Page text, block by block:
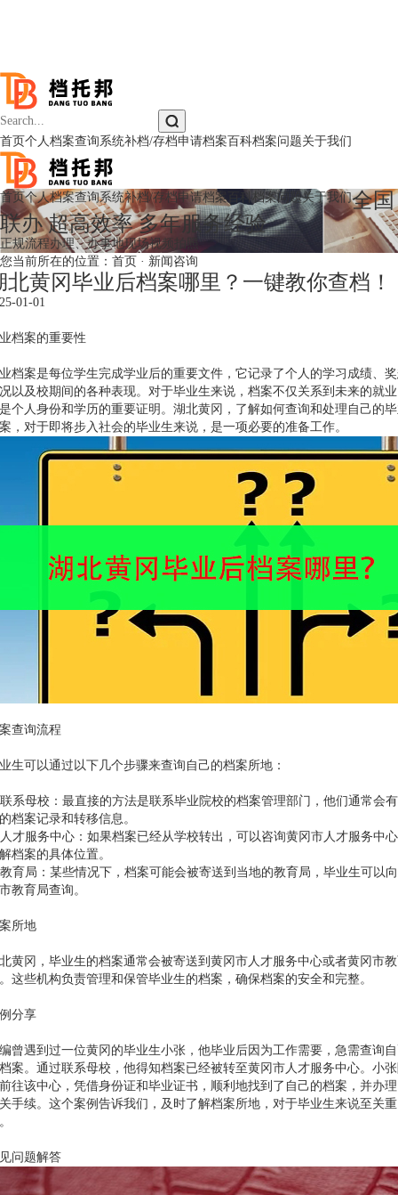
首页个人档案查询系统补档/存档申请档案百科档案问题关于我们
首页个人档案查询系统补档/存档申请档案百科 档案问题关于我们全国
联办 超高效率 多年服务经验
正规流程办理、办事地现场视频拍照
您当前所在的位置： 首页 · 新闻咨询
北黄冈毕业后档案哪里？一键教你查档！
01-01
档案的重要性
档案是每位学生完成学业后的重要文件，它记录了个人的学习成绩、
以及校期间的各种表现。对于毕业生来说，档案不仅关系到未来的就
个人身份和学历的重要证明。湖北黄冈，了解如何查询和处理自己的
，对于即将步入社会的毕业生来说，是一项必要的准备工作。
查询流程
生可以通过以下几个步骤来查询自己的档案所地：
系母校：最直接的方法是联系毕业院校的档案管理部门，他们通常会
档案记录和转移信息。
才服务中心：如果档案已经从学校转出，可以咨询黄冈市人才服务中
档案的具体位置。
育局：某些情况下，档案可能会被寄送到当地的教育局，毕业生可以
教育局查询。
所地
黄冈，毕业生的档案通常会被寄送到黄冈市人才服务中心或者黄冈市
这些机构负责管理和保管毕业生的档案，确保档案的安全和完整。
分享
曾遇到过一位黄冈的毕业生小张，他毕业后因为工作需要，急需查询
案。通过联系母校，他得知档案已经被转至黄冈市人才服务中心。小
往该中心，凭借身份证和毕业证书，顺利地找到了自己的档案，并办
手续。这个案例告诉我们，及时了解档案所地，对于毕业生来说至关重
问题解答